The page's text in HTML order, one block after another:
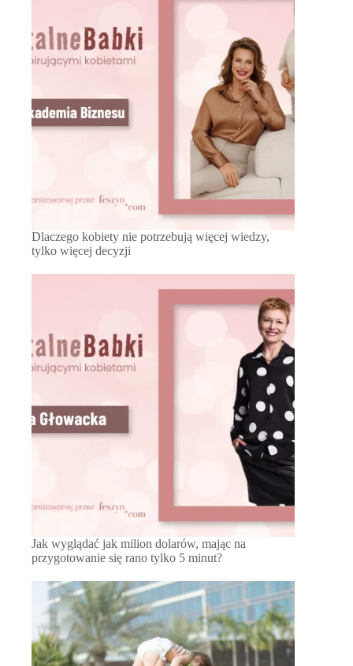
Dlaczego kobiety nie potrzebują więcej wiedzy,
tylko więcej decyzji
Jak wyglądać jak milion dolarów, mając na
przygotowanie się rano tylko 5 minut?